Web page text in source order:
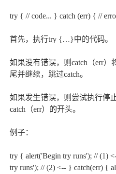
try { // code... } catch (err) { //
首先，执行try {…}中的代码。
如果没有错误，则catch（err）
尾并继续，跳过catch。
如果发生错误，则尝试执行停
catch（err）的开头。
例子：
try { alert('Begin try runs'); // (1)
try runs'); // (2) <-- } catch(err) {